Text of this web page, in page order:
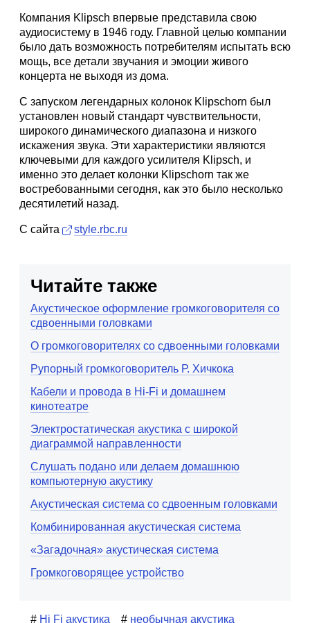
Компания Klipsch впервые представила свою
аудиосистему в 1946 году. Главной целью компании
было дать возможность потребителям испытать всю
мощь, все детали звучания и эмоции живого
концерта не выходя из дома.
С запуском легендарных колонок Klipschorn был
установлен новый стандарт чувствительности,
широкого динамического диапазона и низкого
искажения звука. Эти характеристики являются
ключевыми для каждого усилителя Klipsch, и
именно это делает колонки Klipschorn так же
востребованными сегодня, как это было несколько
десятилетий назад.
С сайта style.rbc.ru
Читайте также
Акустическое оформление громкоговорителя со
сдвоенными головками
О громкоговорителях со сдвоенными головками
Рупорный громкоговоритель Р. Хичкока
Кабели и провода в Hi-Fi и домашнем
кинотеатре
Электростатическая акустика с широкой
диаграммой направленности
Слушать подано или делаем домашнюю
компьютерную акустику
Акустическая система со сдвоенным головками
Комбинированная акустическая система
«Загадочная» акустическая система
Громкоговорящее устройство
Hi Fi акустика необычная акустика